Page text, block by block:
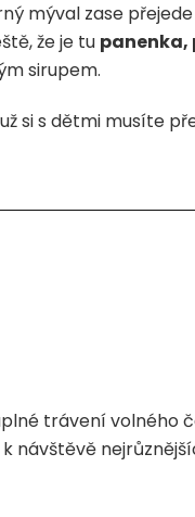
mýval zase
že je tu
sirupem.
si s dětmi musíte
trávení volného
návštěvě